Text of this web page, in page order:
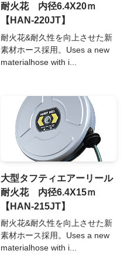
耐火花 内径6.4X20ｍ
【HAN-220JT】
耐火花&耐久性を向上させた新
素材ホース採用。Uses a new
materialhose with i...
大型タフティエアーリール
耐火花 内径6.4X15ｍ
【HAN-215JT】
耐火花&耐久性を向上させた新
素材ホース採用。Uses a new
materialhose with i...